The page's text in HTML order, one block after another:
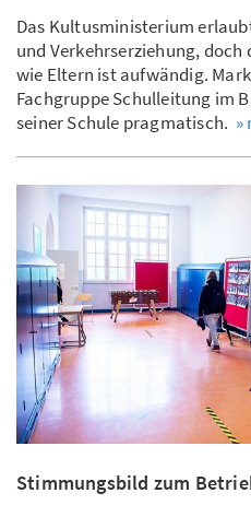
Das Kultusministerium
und Verkehrserziehung,
wie Eltern ist aufwändig.
Fachgruppe Schulleitung im
seiner Schule pragmatisch. »
Stimmungsbild zum